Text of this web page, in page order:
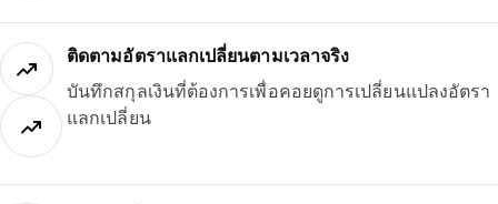
ติดตามอัตราแลกเปลี่ยนตามเวลาจริง
บันทึกสกุลเงินที่ต้องการเพื่อคอยดูการเปลี่ยนแปลงอัตรา
แลกเปลี่ยน